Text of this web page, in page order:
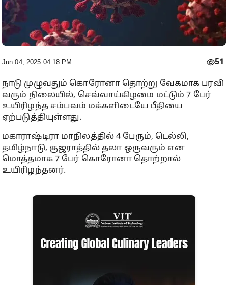
Jun 04, 2025 04:18 PM 51
நாடு முழுவதும் கொரோனா தொற்று வேகமாக பரவி
வரும் நிலையில், செவ்வாய்கிழமை மட்டும் 7 பேர்
உயிரிழந்த சம்பவம் மக்களிடையே பீதியை
ஏற்படுத்தியுள்ளது.
மகாராஷ்டிரா மாநிலத்தில் 4 பேரும், டெல்லி,
தமிழ்நாடு, குஜராத்தில் தலா ஒருவரும் என
மொத்தமாக 7 பேர் கொரோனா தொற்றால்
உயிரிழந்தனர்.